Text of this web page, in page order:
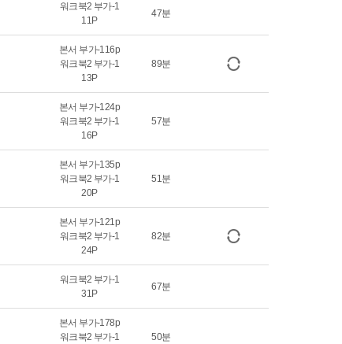
워크북2 부가-1
11P
47분
본서 부가-116p
워크북2 부가-1
13P
89분
본서 부가-124p
워크북2 부가-1
16P
57분
본서 부가-135p
워크북2 부가-1
20P
51분
본서 부가-121p
워크북2 부가-1
24P
82분
워크북2 부가-1
31P
67분
본서 부가-178p
워크북2 부가-1
50분